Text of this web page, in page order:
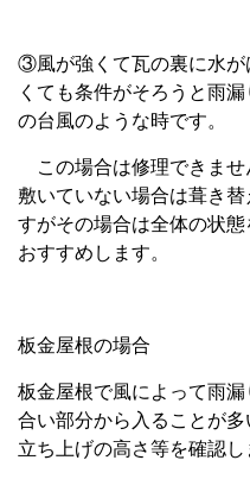
③風が強くて瓦の裏に水
くても条件がそろうと雨
の台風のような時です。
この場合は修理できませ
敷いていない場合は葺き
すがその場合は全体の状
おすすめします。
板金屋根の場合
板金屋根で風によって雨
合い部分から入ることが多
立ち上げの高さ等を確認し